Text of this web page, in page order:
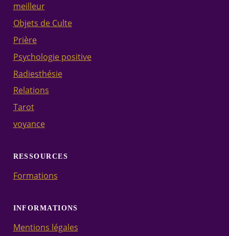
meilleur
Objets de Culte
Prière
Psychologie positive
Radiesthésie
Relations
Tarot
voyance
RESSOURCES
Formations
INFORMATIONS
Mentions légales